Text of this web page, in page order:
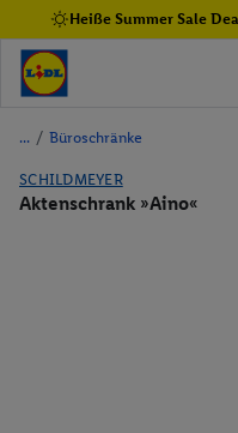
Heiße Summer Sale
/ Büroschränke
SCHILDMEYER
Aktenschrank »Aino«